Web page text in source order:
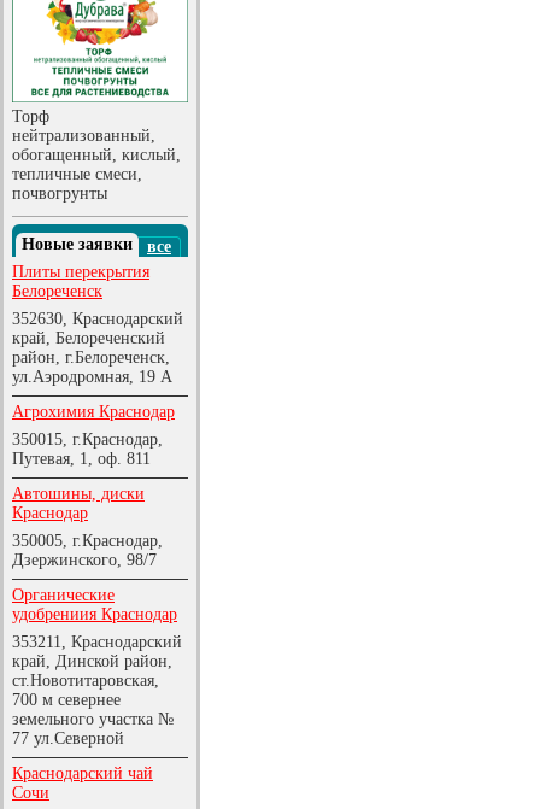
Торф
нейтрализованный,
обогащенный, кислый,
тепличные смеси,
почвогрунты
Новые заявки
все
Плиты перекрытия
Белореченск
352630, Краснодарский
край, Белореченский
район, г.Белореченск,
ул.Аэродромная, 19 А
Агрохимия Краснодар
350015, г.Краснодар,
Путевая, 1, оф. 811
Автошины, диски
Краснодар
350005, г.Краснодар,
Дзержинского, 98/7
Органические
удобрениия Краснодар
353211, Краснодарский
край, Динской район,
ст.Новотитаровская,
700 м севернее
земельного участка №
77 ул.Северной
Краснодарский чай
Сочи